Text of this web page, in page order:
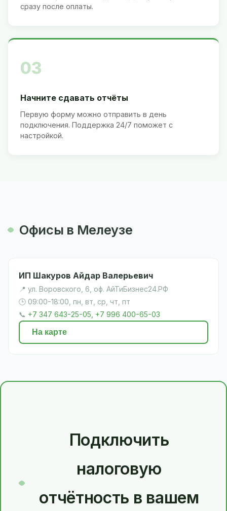
сразу после оплаты.
03
Начните сдавать отчёты
Первую форму можно отправить в день
подключения. Поддержка 24/7 поможет с
настройкой.
Офисы в Мелеузе
ИП Шакуров Айдар Валерьевич
📍 ул. Воровского, 6, оф. АйТиБизнес24.РФ
🕒 09:00-18:00, пн, вт, ср, чт, пт
📞 +7 347 643-25-05, +7 996 400-65-03
На карте
Подключить
налоговую
отчётность в вашем